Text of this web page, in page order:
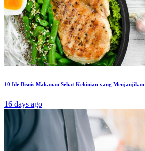
10 Ide Bisnis Makanan Sehat Kekinian yang Menjanjikan
16 days ago